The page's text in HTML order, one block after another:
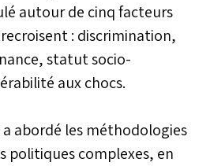
autour de cinq facteurs
: discrimination,
statut socio-
aux chocs.
a abordé les méthodologies
politiques complexes, en